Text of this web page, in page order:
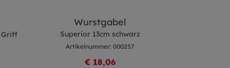
Griff
Wurstgabel
Superior 13cm schwarz
Artikelnummer: 000257
€ 18,06